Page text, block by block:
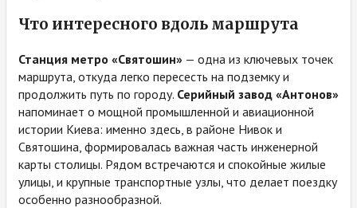
Что интересного вдоль маршрута
Станция метро «Святошин» — одна из ключевых точек
маршрута, откуда легко пересесть на подземку и
продолжить путь по городу. Серийный завод «Антонов»
напоминает о мощной промышленной и авиационной
истории Киева: именно здесь, в районе Нивок и
Святошина, формировалась важная часть инженерной
карты столицы. Рядом встречаются и спокойные жилые
улицы, и крупные транспортные узлы, что делает поездку
особенно разнообразной.